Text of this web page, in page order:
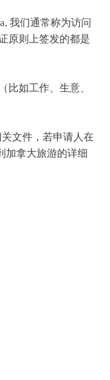
我们通常称为访问
原则上签发的都是
比如工作、生意、
文件，若申请人在
加拿大旅游的详细